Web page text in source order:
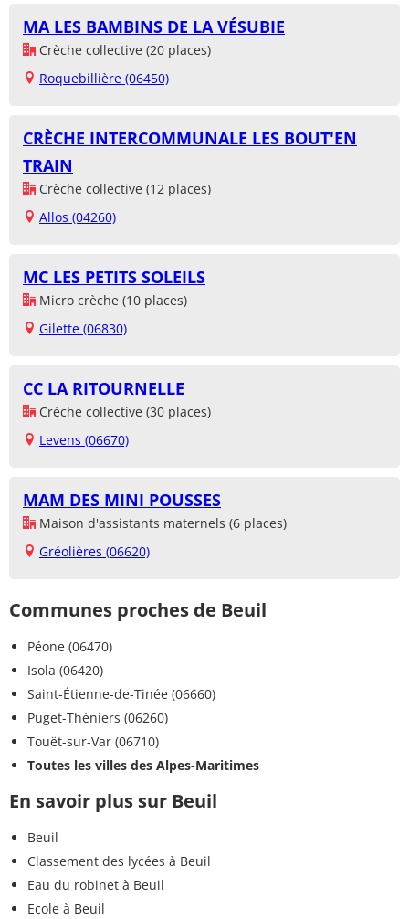
MA LES BAMBINS DE LA VÉSUBIE
Crèche collective (20 places)
Roquebillière (06450)
CRÈCHE INTERCOMMUNALE LES BOUT'EN
TRAIN
Crèche collective (12 places)
Allos (04260)
MC LES PETITS SOLEILS
Micro crèche (10 places)
Gilette (06830)
CC LA RITOURNELLE
Crèche collective (30 places)
Levens (06670)
MAM DES MINI POUSSES
Maison d'assistants maternels (6 places)
Gréolières (06620)
Communes proches de Beuil
Péone (06470)
Isola (06420)
Saint-Étienne-de-Tinée (06660)
Puget-Théniers (06260)
Touët-sur-Var (06710)
Toutes les villes des Alpes-Maritimes
En savoir plus sur Beuil
Beuil
Classement des lycées à Beuil
Eau du robinet à Beuil
Ecole à Beuil